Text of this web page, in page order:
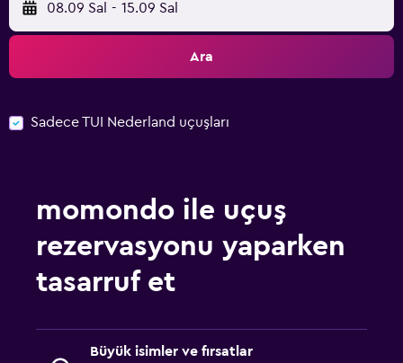
08.09 Sal - 15.09 Sal
Ara
Sadece TUI Nederland uçuşları
momondo ile uçuş
rezervasyonu yaparken
tasarruf et
Büyük isimler ve fırsatlar